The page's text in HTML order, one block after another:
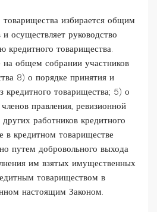
товарищества избирается общим
осуществляет руководство
кредитного товарищества.
общем собрании участников
8) о порядке принятия и
кредитного товарищества; 5) о
правления, ревизионной
работников кредитного
в кредитном товариществе
путем добровольного выхода
им взятых имущественных
товариществом в
настоящим Законом.